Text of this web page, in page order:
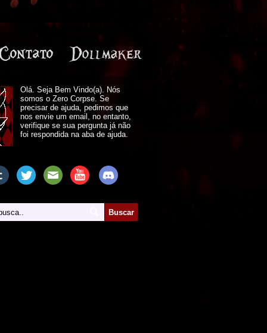
Olá. Seja Bem Vindo(a). Nós
somos o Zero Corpse. Se
precisar de ajuda, pedimos que
nos envie um email, no entanto,
verifique se sua pergunta já não
foi respondida na aba de ajuda.